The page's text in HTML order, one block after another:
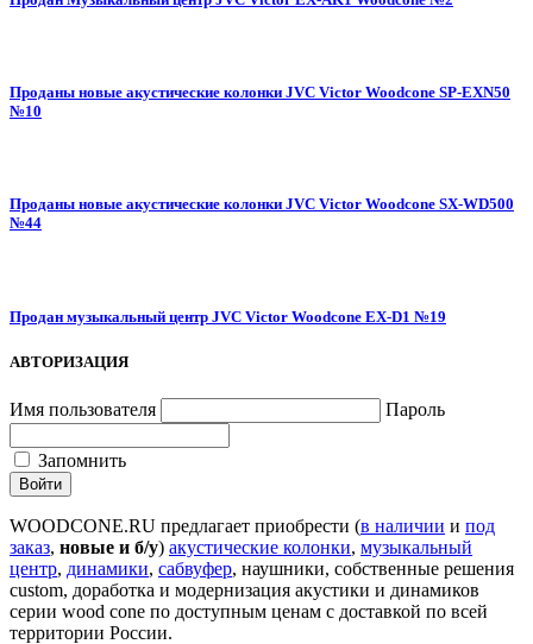
Проданы новые акустические колонки JVC Victor Woodcone SP-EXN50
№10
Проданы новые акустические колонки JVC Victor Woodcone SX-WD500
№44
Продан музыкальный центр JVC Victor Woodcone EX-D1 №19
АВТОРИЗАЦИЯ
Имя пользователя Пароль
Запомнить
WOODCONE.RU предлагает приобрести (в наличии и под
заказ, новые и б/у) акустические колонки, музыкальный
центр, динамики, сабвуфер, наушники, собственные решения
custom, доработка и модернизация акустики и динамиков
серии wood cone по доступным ценам с доставкой по всей
территории России.